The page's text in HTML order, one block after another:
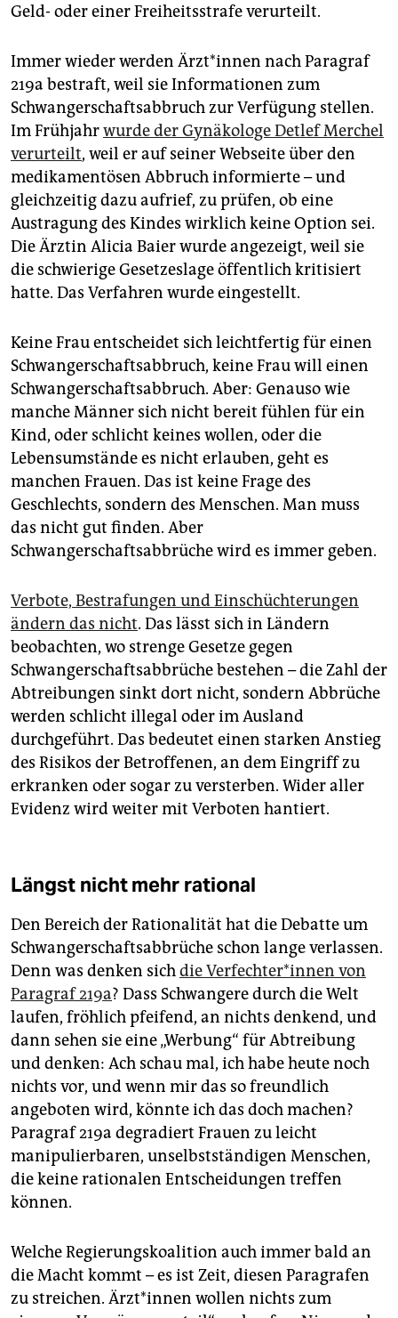
Geld- oder einer Freiheitsstrafe verurteilt.
Immer wieder werden Ärz­t*in­nen nach Paragraf
219a bestraft, weil sie Informationen zum
Schwangerschaftsabbruch zur Verfügung stellen.
Im Frühjahrwurde der Gynäkologe Detlef Merchel
verurteilt, weil er auf seiner Webseite über den
medikamentösen Abbruch informierte – und
gleichzeitig dazu aufrief, zu prüfen, ob eine
Austragung des Kindes wirklich keine Option sei.
Die Ärztin Alicia Baier wurde angezeigt, weil sie
die schwierige Gesetzeslage öffentlich kritisiert
hatte. Das Verfahren wurde eingestellt.
Keine Frau entscheidet sich leichtfertig für einen
Schwangerschaftsabbruch, keine Frau will einen
Schwangerschaftsabbruch. Aber: Genauso wie
manche Männer sich nicht bereit fühlen für ein
Kind, oder schlicht keines wollen, oder die
Lebensumstände es nicht erlauben, geht es
manchen Frauen. Das ist keine Frage des
Geschlechts, sondern des Menschen. Man muss
das nicht gut finden. Aber
Schwangerschaftsabbrüche wird es immer geben.
Verbote, Bestrafungen und Einschüchterungen
ändern das nicht. Das lässt sich in Ländern
beobachten, wo strenge Gesetze gegen
Schwangerschaftsabbrüche bestehen – die Zahl der
Abtreibungen sinkt dort nicht, sondern Abbrüche
werden schlicht illegal oder im Ausland
durchgeführt. Das bedeutet einen starken Anstieg
des Risikos der Betroffenen, an dem Eingriff zu
erkranken oder sogar zu versterben. Wider aller
Evidenz wird weiter mit Verboten hantiert.
Längst nicht mehr rational
Den Bereich der Rationalität hat die Debatte um
Schwangerschaftsabbrüche schon lange verlassen.
Denn was denken sichdie Ver­fech­te­r*in­nen von
Paragraf 219a? Dass Schwangere durch die Welt
laufen, fröhlich pfeifend, an nichts denkend, und
dann sehen sie eine „Werbung“ für Abtreibung
und denken: Ach schau mal, ich habe heute noch
nichts vor, und wenn mir das so freundlich
angeboten wird, könnte ich das doch machen?
Paragraf 219a degradiert Frauen zu leicht
manipulierbaren, unselbstständigen Menschen,
die keine rationalen Entscheidungen treffen
können.
Welche Regierungskoalition auch immer bald an
die Macht kommt – es ist Zeit, diesen Paragrafen
zu streichen. Ärz­t*in­nen wollen nichts zum